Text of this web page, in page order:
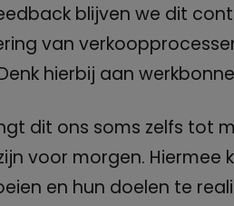
blijven we dit
van
Denk hierbij aan
dit ons soms zelfs tot
voor morgen. Hiermee
en hun doelen te